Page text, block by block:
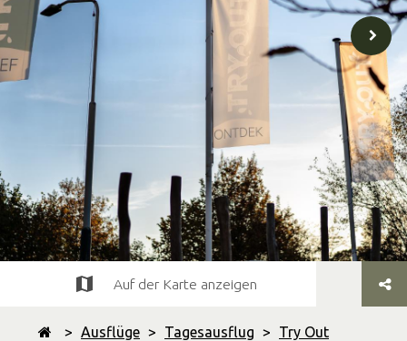
> Ausflüge > Tagesausflug >
Try Out
Auf der Karte anzeigen